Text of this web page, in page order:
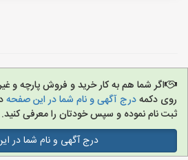
اگر شما هم به کار خرید و فروش پارچه و
روی دکمهدرج آگهی و نام شما در این صفحه
ثبت نام نموده و سپس خودتان را معرفی کنید.
درج آگهی و نام شما در